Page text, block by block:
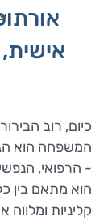
אלקטיב סטאג'
כיום, רוב
המשפחה הוא
- הרפואי,
הוא מתאם בין
קליניות